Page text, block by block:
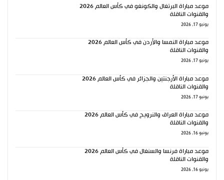
موعد مباراة البرتغال والكونغو في كأس العالم 2026
والقنوات الناقلة
يونيو 17, 2026
موعد مباراة النمسا والأردن في كأس العالم 2026
والقنوات الناقلة
يونيو 17, 2026
موعد مباراة الأرجنتين والجزائر في كأس العالم 2026
والقنوات الناقلة
يونيو 17, 2026
موعد مباراة العراق والنرويج في كأس العالم 2026
والقنوات الناقلة
يونيو 16, 2026
موعد مباراة فرنسا والسنغال في كأس العالم 2026
والقنوات الناقلة
يونيو 16, 2026